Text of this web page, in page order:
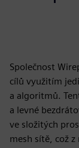
Společnost
cílů využitím
a algoritmů.
a levné
ve složitých
mesh sítě, což